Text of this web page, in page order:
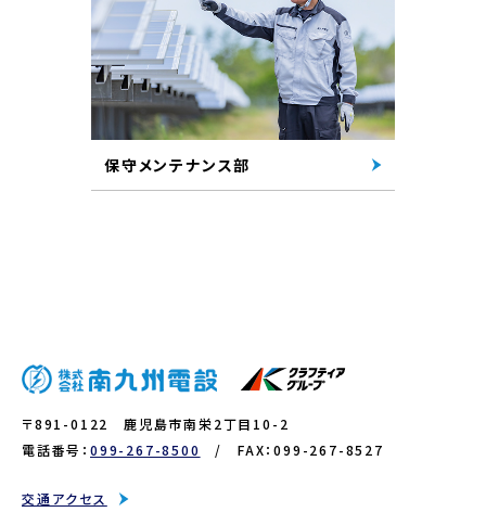
保守メンテナンス部
〒891-0122 鹿児島市南栄2丁目10-2
電話番号： 099-267-8500 / FAX：099-267-8527
交通アクセス